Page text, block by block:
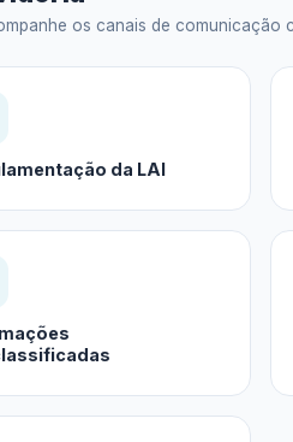
os canais de comunicação
da LAI